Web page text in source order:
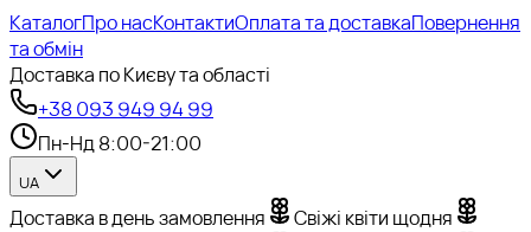
КаталогПро насКонтактиОплата та доставкаПовернення
та обмін
Доставка по Києву та області
+38 093 949 94 99
Пн-Нд 8:00-21:00
UA
Доставка в день замовлення
Свіжі квіти щодня